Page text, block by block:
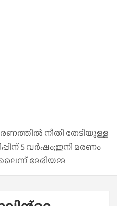
നീതി തേടിയുള്ള
5 വർഷം;ഇനി മരണം
മേരിയമ്മ